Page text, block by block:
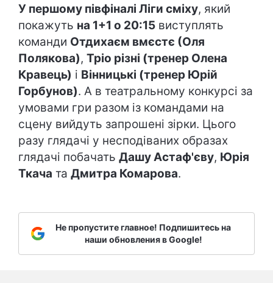
У першому півфіналі Ліги сміху, який
покажуть на 1+1 о 20:15 виступлять
команди Отдихаєм вмєстє (Оля
Полякова), Тріо різні (тренер Олена
Кравець) і Вінницькі (тренер Юрій
Горбунов). А в театральному конкурсі за
умовами гри разом із командами на
сцену вийдуть запрошені зірки. Цього
разу глядачі у несподіваних образах
глядачі побачать Дашу Астаф'єву, Юрія
Ткача та Дмитра Комарова.
Не пропустите главное! Подпишитесь на
наши обновления в Google!